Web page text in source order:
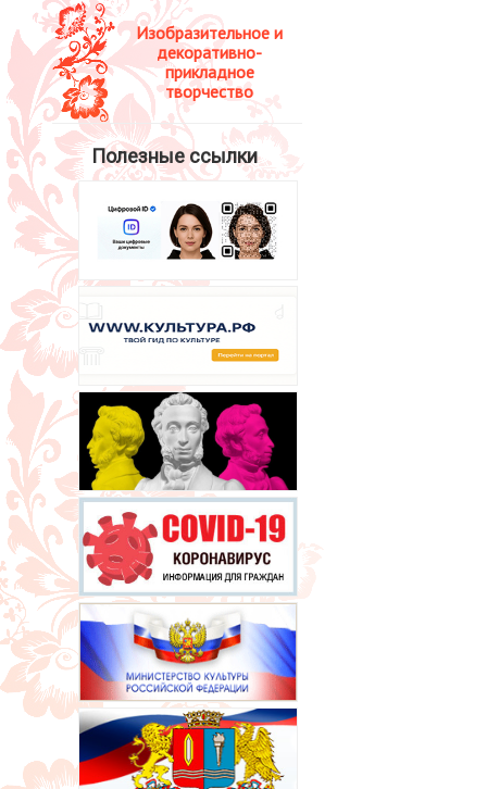
Изобразительное и
декоративно-
прикладное
творчество
Полезные ссылки